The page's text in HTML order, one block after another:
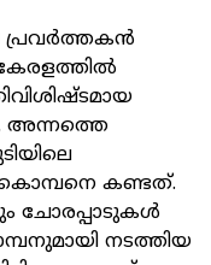
പ്രവർത്തകൻ
അന്നത്തെ
കണ്ടത്.
ചോരപ്പാടുകൾ
നടത്തിയ